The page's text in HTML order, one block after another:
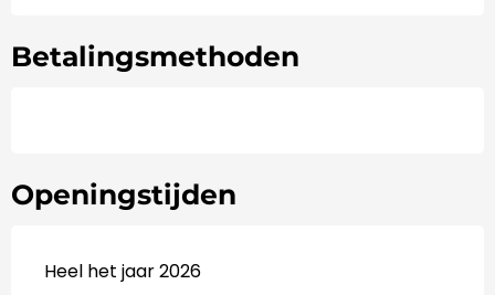
Betalingsmethoden
Openingstijden
Heel het jaar 2026